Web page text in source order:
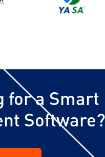
for a Smart
Software?